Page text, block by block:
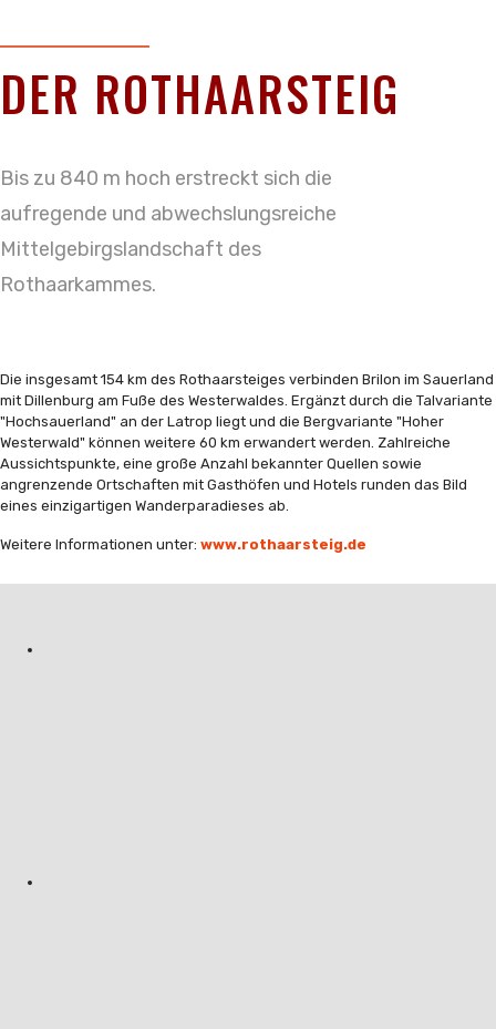
DER ROTHAARSTEIG
Bis zu 840 m hoch erstreckt sich die
aufregende und abwechslungsreiche
Mittelgebirgslandschaft des
Rothaarkammes.
Die insgesamt 154 km des Rothaarsteiges verbinden Brilon im Sauerland
mit Dillenburg am Fuße des Westerwaldes. Ergänzt durch die Talvariante
"Hochsauerland" an der Latrop liegt und die Bergvariante "Hoher
Westerwald" können weitere 60 km erwandert werden. Zahlreiche
Aussichtspunkte, eine große Anzahl bekannter Quellen sowie
angrenzende Ortschaften mit Gasthöfen und Hotels runden das Bild
eines einzigartigen Wanderparadieses ab.
Weitere Informationen unter: www.rothaarsteig.de